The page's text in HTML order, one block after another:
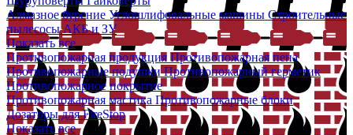
Алмазное бурение Углошлифовальные машины Строительные
пылесосыАКБ и ЗУ
Показать все
Противопожарная продукция Противопожарная пена
Противопожарные подушкиПротивопожарный герметик
Противопожарное покрытие
Противопожарная мастика Противопожарные блоки
Дозаторы для FireStop
Показать все